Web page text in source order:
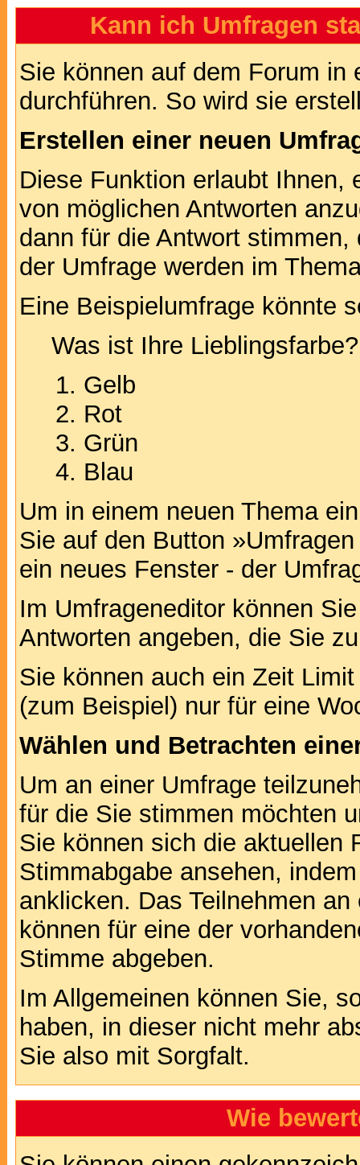
Kann ich Umfragen
Sie können auf dem Forum in
durchführen. So wird sie
Erstellen einer neuen
Diese Funktion erlaubt Ihnen,
von möglichen Antworten
dann für die Antwort
der Umfrage werden im
Eine Beispielumfrage könnte
Was ist Ihre Lieblingsfarbe?
Gelb
Rot
Grün
Blau
Um in einem neuen Thema
Sie auf den Button
ein neues Fenster - der
Im Umfrageneditor können
Antworten angeben, die Sie
Sie können auch ein Zeit
(zum Beispiel) nur für eine
Wählen und Betrachten
Um an einer Umfrage
für die Sie stimmen möchten
Sie können sich die aktuellen
Stimmabgabe ansehen,
anklicken. Das Teilnehmen
können für eine der
Stimme abgeben.
Im Allgemeinen können Sie,
haben, in dieser nicht mehr
Sie also mit Sorgfalt.
Wie